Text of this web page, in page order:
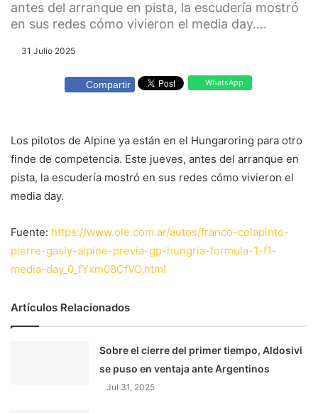
antes del arranque en pista, la escudería mostró
en sus redes cómo vivieron el media day....
31 Julio 2025
Compartir WhatsApp
Los pilotos de Alpine ya están en el Hungaroring para otro
finde de competencia. Este jueves, antes del arranque en
pista, la escudería mostró en sus redes cómo vivieron el
media day.
Fuente: https://www.ole.com.ar/autos/franco-colapinto-
pierre-gasly-alpine-previa-gp-hungria-formula-1-f1-
media-day_0_fYxm08CfVO.html
Artículos Relacionados
Sobre el cierre del primer tiempo, Aldosivi
se puso en ventaja ante Argentinos
Jul 31, 2025